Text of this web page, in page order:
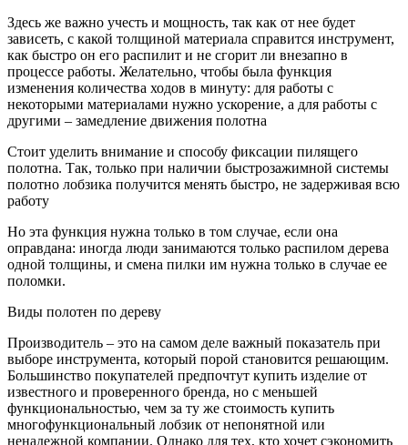
Здесь же важно учесть и мощность, так как от нее будет
зависеть, с какой толщиной материала справится инструмент,
как быстро он его распилит и не сгорит ли внезапно в
процессе работы. Желательно, чтобы была функция
изменения количества ходов в минуту: для работы с
некоторыми материалами нужно ускорение, а для работы с
другими – замедление движения полотна
Стоит уделить внимание и способу фиксации пилящего
полотна. Так, только при наличии быстрозажимной системы
полотно лобзика получится менять быстро, не задерживая всю
работу
Но эта функция нужна только в том случае, если она
оправдана: иногда люди занимаются только распилом дерева
одной толщины, и смена пилки им нужна только в случае ее
поломки.
Виды полотен по дереву
Производитель – это на самом деле важный показатель при
выборе инструмента, который порой становится решающим.
Большинство покупателей предпочтут купить изделие от
известного и проверенного бренда, но с меньшей
функциональностью, чем за ту же стоимость купить
многофункциональный лобзик от непонятной или
ненадежной компании. Однако для тех, кто хочет сэкономить